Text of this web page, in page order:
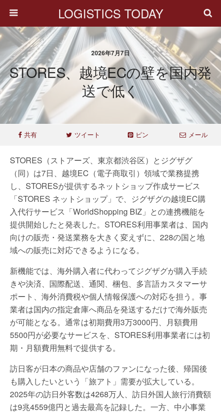
LOGISTICS TODAY
2026年7月7日
STORES、越境ECの壁を国内発
送で低く
共有 ツイート ピン メール
STORES（ストアーズ、東京都渋谷区）とジグザグ
（同）は7日、越境EC（電子商取引）領域で業務提携
し、STORESが提供するネットショップ作成サービス
「STORES ネットショップ」で、ジグザグの越境EC購
入代行サービス「WorldShopping BIZ」との連携機能を
提供開始したと発表した。STORES利用事業者は、国内
向けの販売・発送業務を大きく変えずに、228の国と地
域への販売に対応できるようになる。
新機能では、海外購入者に代わってジグザグが購入手続
きや決済、国際配送、通関、梱包、多言語カスタマーサ
ポート、海外消費税や個人情報保護への対応を担う。事
業者は国内の指定倉庫へ商品を発送するだけで海外販売
が可能となる。通常は初期費用3万3000円、月額費用
5500円が必要なサービスを、STORES利用事業者には初
期・月額費用無料で提供する。
訪日客が日本の商品や店舗のファンになった後、帰国後
も購入したいという「旅アト」需要が拡大している。
2025年の訪日外客数は4268万人、訪日外国人旅行消費額
は9兆4559億円と過去最高を記録した。一方、中小事業